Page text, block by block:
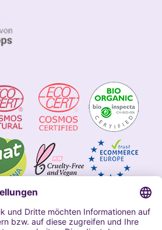
Impressum